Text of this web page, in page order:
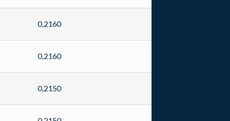
0,2160
0,2160
0,2150